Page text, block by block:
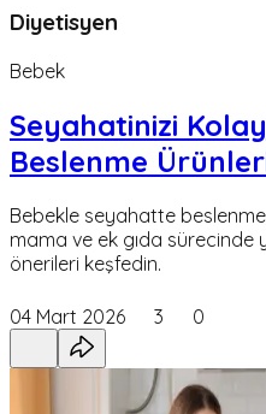
Diyetisyen
Bebek
Seyahatinizi
Beslenme
Bebekle seyahatte beslenme
mama ve ek gıda
önerileri keşfedin.
04 Mart 2026 3 0